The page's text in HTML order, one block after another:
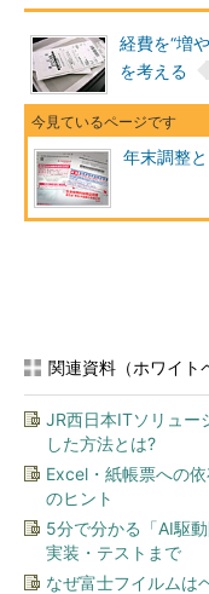
経費を“増
を考える
年末調整
関連資料（ホワイト
JR西日本ITソリュー
した方法とは?
Excel・紙帳票への
のヒント
5分で分かる「AI駆
実装・テストまで
なぜ富士フイルムは